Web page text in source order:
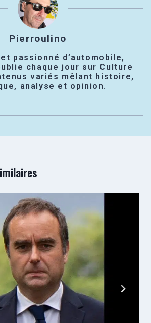
Pierroulino
passionné d’automobile,
chaque jour sur Culture
variés mêlant histoire,
analyse et opinion.